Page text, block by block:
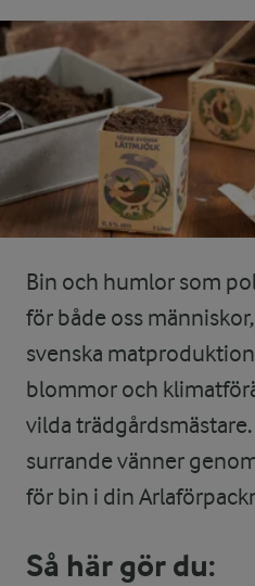
Bin och humlor som
för både oss
svenska
blommor och
vilda
surrande vänner
för bin i din
Så här gör du: